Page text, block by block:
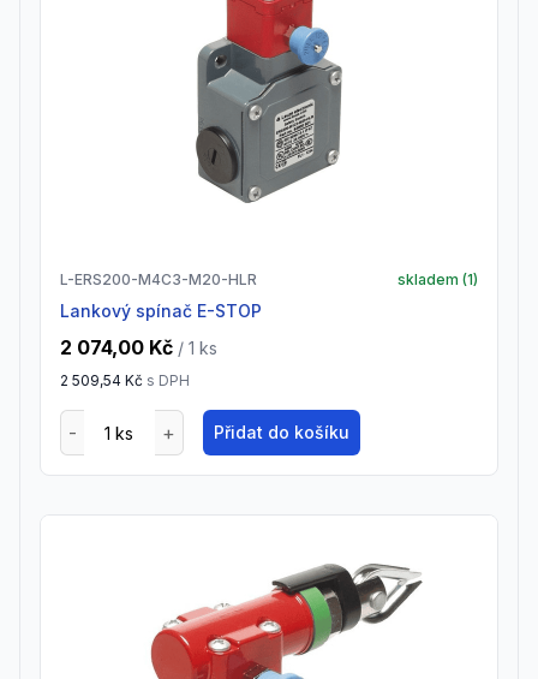
L-ERS200-M4C3-M20-HLR skladem (1)
Lankový spínač E-STOP
2 074,00 Kč / 1 ks
2 509,54 Kč s DPH
Přidat do košíku